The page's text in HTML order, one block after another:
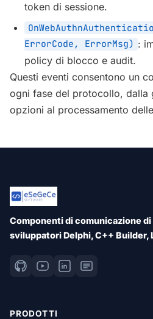
token di sessione.
ErrorCode, ErrorMsg) :
policy di blocco e audit.
Questi eventi consentono un
ogni fase del protocollo, dalla
opzioni al processamento
Componenti di comunicazione
sviluppatori Delphi, C++ Builder,
PRODOTTI